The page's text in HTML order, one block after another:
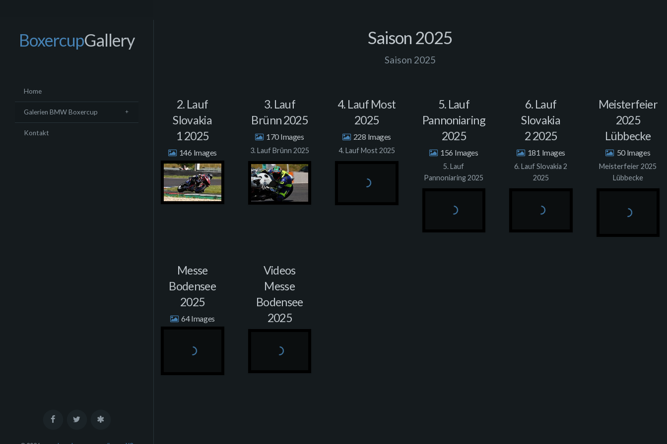
BoxercupGallery
Home
Galerien BMW Boxercup
Kontakt
Saison 2025
Saison 2025
2. Lauf
Slovakia
1 2025
146
3. Lauf
Brünn 2025
170
3. Lauf Brünn 2025
4. Lauf Most
2025
228
4. Lauf Most 2025
5. Lauf
Pannoniaring
2025
156
5. Lauf
Pannoniaring 2025
6. Lauf
Slovakia
2 2025
181
6. Lauf Slovakia 2
2025
Meisterfeier
2025
Lübbecke
50
Meisterfeier 2025
Lübbecke
Messe
Bodensee
2025
64
Videos
Messe
Bodensee
2025